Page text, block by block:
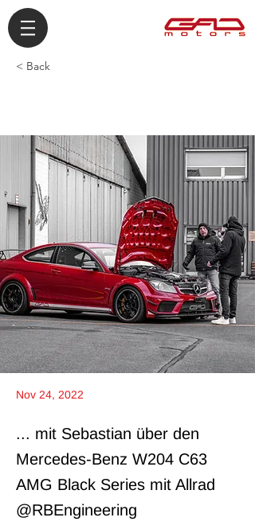
< Back
Nov 24, 2022
... mit Sebastian über den
Mercedes-Benz W204 C63
AMG Black Series mit Allrad
@RBEngineering